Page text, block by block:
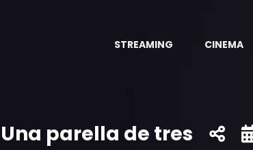
STREAMING CINEMA
Una parella de tres